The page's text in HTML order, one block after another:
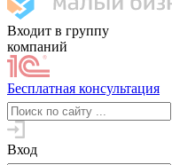
Входит в группу
компаний
Бесплатная консультация
Вход